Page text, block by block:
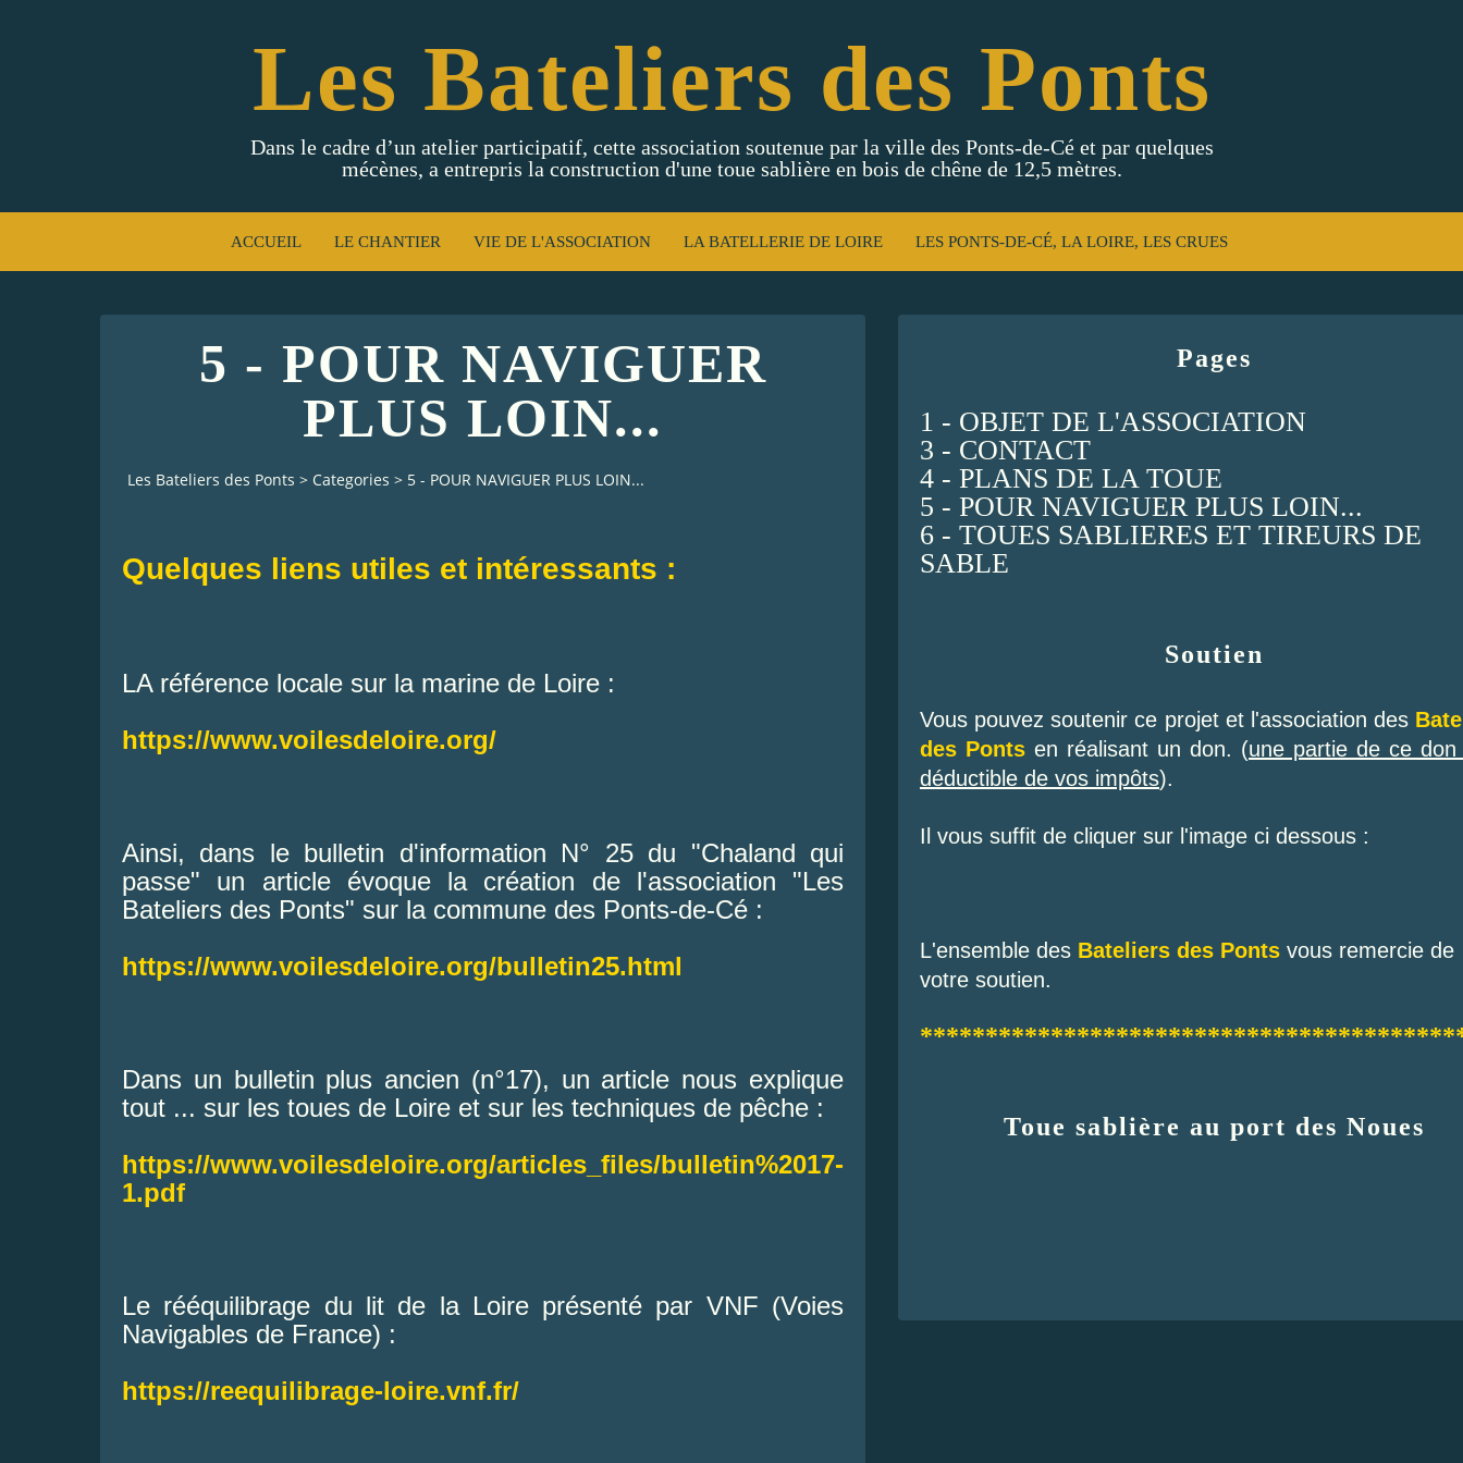
Les Bateliers des Ponts
Dans le cadre d’un atelier participatif, cette association soutenue par la ville des Ponts-de-Cé et par quelques
mécènes, a entrepris la construction d'une toue sablière en bois de chêne de 12,5 mètres.
ACCUEIL LE CHANTIER VIE DE L'ASSOCIATION LA BATELLERIE DE LOIRE LES PONTS-DE-CÉ, LA LOIRE, LES CRUES
5 - POUR NAVIGUER
PLUS LOIN...
Les Bateliers des Ponts > Categories > 5 - POUR NAVIGUER PLUS LOIN...
Quelques liens utiles et intéressants :
LA référence locale sur la marine de Loire :
https://www.voilesdeloire.org/
Ainsi, dans le bulletin d'information N° 25 du "Chaland qui
passe" un article évoque la création de l'association "Les
Bateliers des Ponts" sur la commune des Ponts-de-Cé :
https://www.voilesdeloire.org/bulletin25.html
Dans un bulletin plus ancien (n°17), un article nous explique
tout ... sur les toues de Loire et sur les techniques de pêche :
https://www.voilesdeloire.org/articles_files/bulletin%2017-
1.pdf
Le rééquilibrage du lit de la Loire présenté par VNF (Voies
Navigables de France) :
https://reequilibrage-loire.vnf.fr/
Pages
1 - OBJET DE L'ASSOCIATION
3 - CONTACT
4 - PLANS DE LA TOUE
5 - POUR NAVIGUER PLUS LOIN...
6 - TOUES SABLIERES ET TIREURS DE
SABLE
Soutien
Vous pouvez soutenir ce projet et l'association des
des Ponts en réalisant un don. (une partie de ce don
déductible de vos impôts).
Il vous suffit de cliquer sur l'image ci dessous :
L'ensemble des Bateliers des Ponts vous remercie de
votre soutien.
Toue sablière au port des Noues